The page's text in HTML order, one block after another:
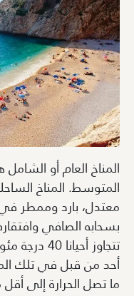
المناخ العام أو
المتوسط. المناخ
معتدل، بارد وممطر
بسحابه الصافي
تتجاوز
أحد من قبل في تلك
ما تصل الحرارة إلى أقل من 5 درجات